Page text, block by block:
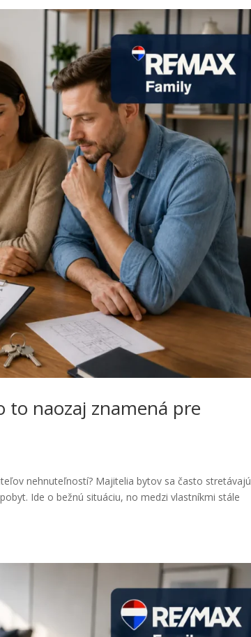
to naozaj znamená pre
nehnuteľností? Majitelia bytov sa často stretávajú
Ide o bežnú situáciu, no medzi vlastníkmi stále